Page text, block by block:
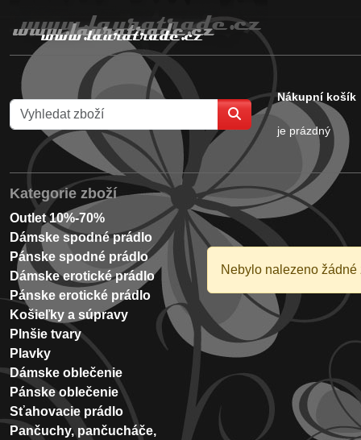
Nákupní košík
je prázdný
Nebylo nalezeno žádné
Kategorie zboží
Outlet 10%-70%
Dámske spodné prádlo
Pánske spodné prádlo
Dámske erotické prádlo
Pánske erotické prádlo
Košieľky a súpravy
Plnšie tvary
Plavky
Dámske oblečenie
Pánske oblečenie
Sťahovacie prádlo
Pančuchy, pančucháče,